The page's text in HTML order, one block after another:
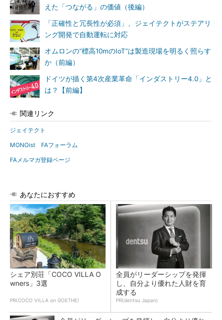
えた「つながる」の価値（後編）
「正確性と冗長性が必須」、ジェイテクトがステアリ
ング開発で自動運転に対応
オムロンの“標高10mのIoT”は製造現場を明るく照らす
か（前編）
ドイツが描く第4次産業革命「インダストリー4.0」と
は？【前編】
関連リンク
ジェイテクト
MONOist FAフォーラム
FAメルマガ登録ページ
あなたにおすすめ
シェア別荘「COCO VILLA O
wners」3選
PR(COCO VILLA on GOETHE)
全員がリーダーシップを発揮
し、自分より優れた人財を育
成する
PR(dentsu Japan)